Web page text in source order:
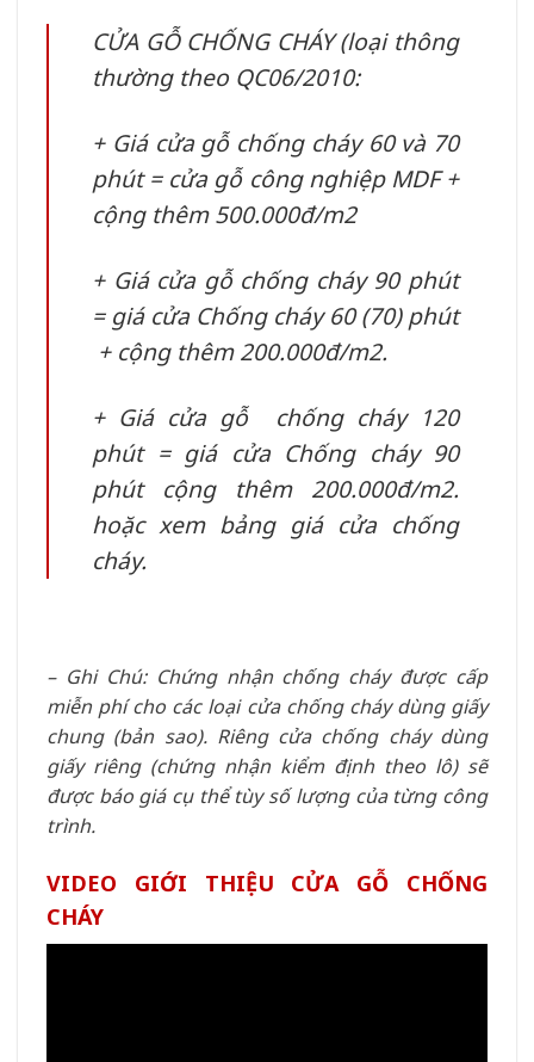
CỬA GỖ CHỐNG CHÁY (loại thông
thường theo QC06/2010:
+ Giá cửa gỗ chống cháy 60 và 70
phút = cửa gỗ công nghiệp MDF +
cộng thêm 500.000đ/m2
+ Giá cửa gỗ chống cháy 90 phút
= giá cửa Chống cháy 60 (70) phút
+ cộng thêm 200.000đ/m2.
+ Giá cửa gỗ chống cháy 120
phút = giá cửa Chống cháy 90
phút cộng thêm 200.000đ/m2.
hoặc xem bảng giá cửa chống
cháy.
– Ghi Chú: Chứng nhận chống cháy được cấp
miễn phí cho các loại cửa chống cháy dùng giấy
chung (bản sao). Riêng cửa chống cháy dùng
giấy riêng (chứng nhận kiểm định theo lô) sẽ
được báo giá cụ thể tùy số lượng của từng công
trình.
VIDEO GIỚI THIỆU CỬA GỖ CHỐNG
CHÁY